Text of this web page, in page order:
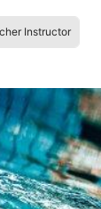
Instructor